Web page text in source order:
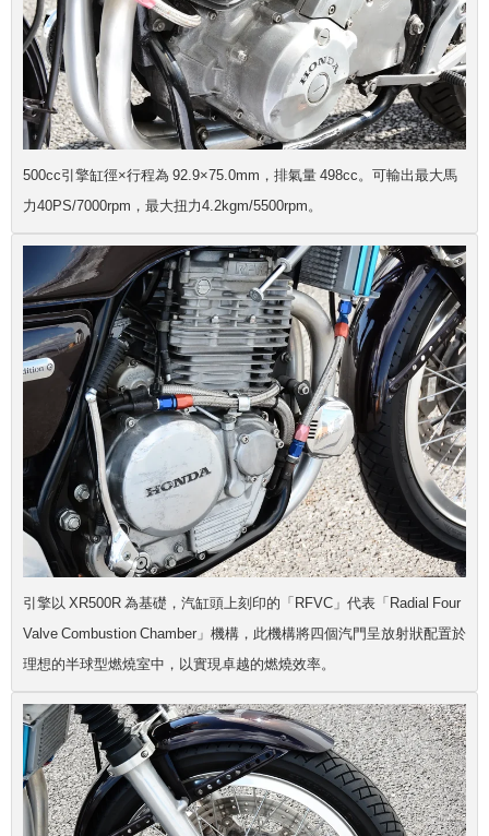
500cc引擎缸徑×行程為 92.9×75.0mm，排氣量 498cc。可輸出最大馬
力40PS/7000rpm，最大扭力4.2kgm/5500rpm。
引擎以 XR500R 為基礎，汽缸頭上刻印的「RFVC」代表「Radial Four
Valve Combustion Chamber」機構，此機構將四個汽門呈放射狀配置於
理想的半球型燃燒室中，以實現卓越的燃燒效率。